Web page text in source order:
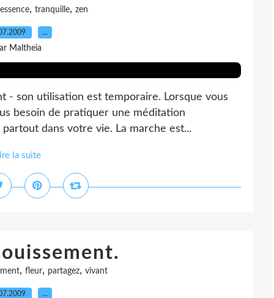
essence, tranquille, zen
…
Maltheia
- son utilisation est temporaire. Lorsque vous
besoin de pratiquer une méditation
dans votre vie. La marche est...
la suite
, fleur, partagez, vivant
…